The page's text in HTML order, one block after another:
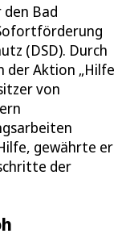
Bad
(DSD). Durch
der Aktion „Hilfe
von
gewährte er
der